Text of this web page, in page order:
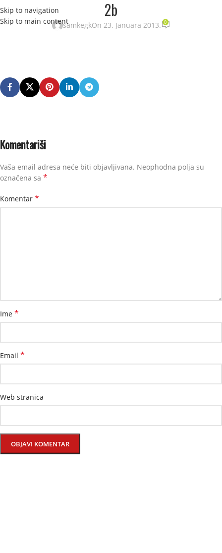
Skip to navigation
Skip to main content
2b
samkegkOn 23. Januara 2013. 0
Komentariši
Vaša email adresa neće biti objavljivana. Neophodna polja su
označena sa *
Komentar *
Ime *
Email *
Web stranica